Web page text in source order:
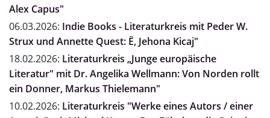
Alex Capus"
06.03.2026: Indie Books - Literaturkreis mit Peder W.
Strux und Annette Quest: Ë, Jehona Kicaj"
18.02.2026: Literaturkreis „Junge europäische
Literatur" mit Dr. Angelika Wellmann: Von Norden rollt
ein Donner, Markus Thielemann"
10.02.2026: Literaturkreis "Werke eines Autors / einer